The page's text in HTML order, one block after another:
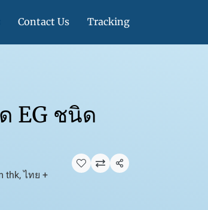
Contact Us Tracking
EG ชนิด
thk, ไทย +
แชร์